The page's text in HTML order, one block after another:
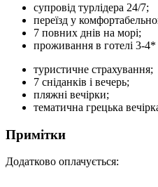
супровід турлідера 24/7;
переїзд у
7 повних днів на морі;
проживання в готелі 3-4*
туристичне страхування;
7 сніданків і вечерь;
пляжні вечірки;
тематична грецька
Примітки
Додатково оплачується: